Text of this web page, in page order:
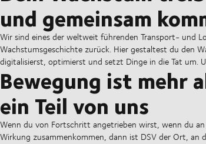
und gemeinsam
Wir sind eines der weltweit führenden Transport- und
Wachstumsgeschichte zurück. Hier gestaltest du den
digitalisierst, optimierst und setzt Dinge in die Tat um.
Bewegung ist mehr
ein Teil von uns
Wenn du von Fortschritt angetrieben wirst, wenn du
Wirkung zusammenkommen, dann ist DSV der Ort, an